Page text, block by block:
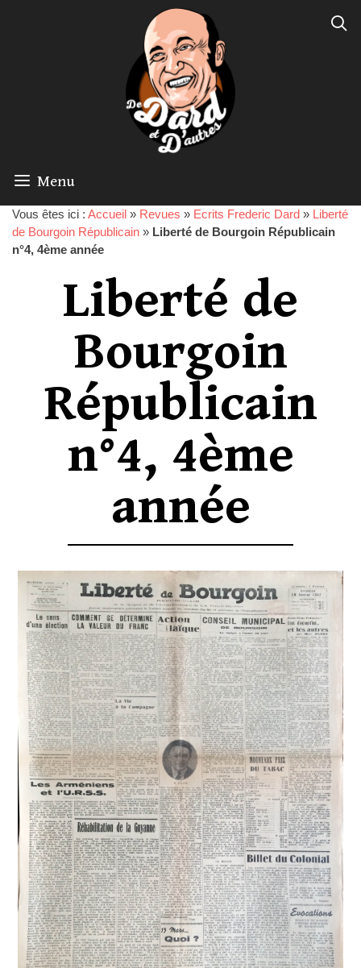
Menu
Vous êtes ici : Accueil » Revues » Ecrits Frederic Dard » Liberté
de Bourgoin Républicain » Liberté de Bourgoin Républicain
n°4, 4ème année
Liberté de
Bourgoin
Républicain
n°4, 4ème
année